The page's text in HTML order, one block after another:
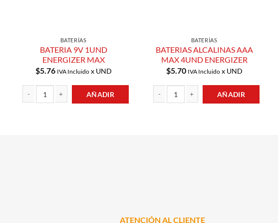
BATERÍAS
BATERIA 9V 1UND
ENERGIZER MAX
$5.76 IVA Incluidox UND
AÑADIR
BATERÍAS
BATERIAS ALCALINAS AAA
MAX 4UND ENERGIZER
$5.70 IVA Incluidox UND
AÑADIR
ATENCIÓN AL CLIENTE